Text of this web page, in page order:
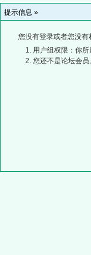
提示信息 »
您没有登录或者您没
用户组权限：你
您还不是论坛会